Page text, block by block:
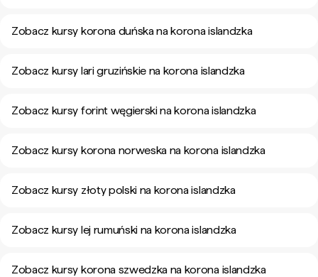
Zobacz kursy korona duńska na korona islandzka
Zobacz kursy lari gruzińskie na korona islandzka
Zobacz kursy forint węgierski na korona islandzka
Zobacz kursy korona norweska na korona islandzka
Zobacz kursy złoty polski na korona islandzka
Zobacz kursy lej rumuński na korona islandzka
Zobacz kursy korona szwedzka na korona islandzka